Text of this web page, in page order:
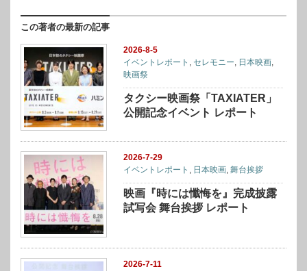
この著者の最新の記事
2026-8-5
イベントレポート , セレモニー, 日本映画,
映画祭
タクシー映画祭「TAXIATER」
公開記念イベント レポート
2026-7-29
イベントレポート
日本映画 ,舞台挨拶
映画『時には懺悔を』完成披露
試写会 舞台挨拶 レポート
2026-7-11